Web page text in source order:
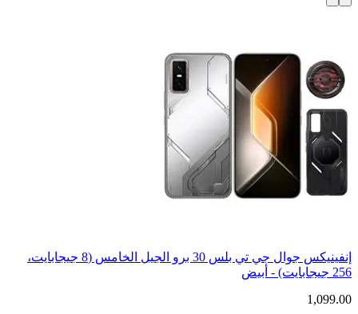
إنفينيكس جوال جي تي بلس 30 برو الجيل الخامس (8 جيجابايت،
256 جيجابايت) - أبيض
1,099.00